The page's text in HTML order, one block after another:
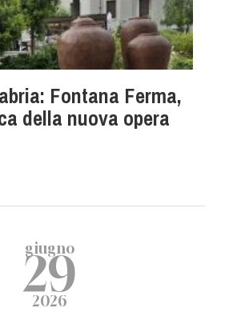
Fontana Ferma,
della nuova opera
giugno
29
2026